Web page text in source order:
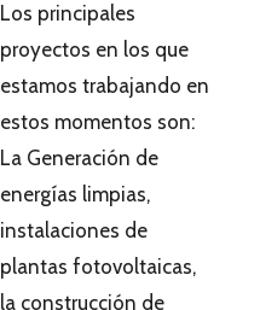
Los principales
proyectos en los que
estamos trabajando en
estos momentos son:
La Generación de
energías limpias,
instalaciones de
plantas fotovoltaicas,
la construcción de